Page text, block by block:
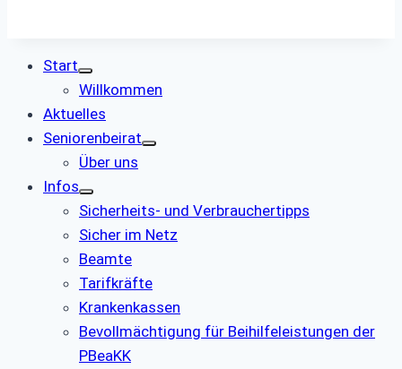
Start
Willkommen
Aktuelles
Seniorenbeirat
Über uns
Infos
Sicherheits- und Verbrauchertipps
Sicher im Netz
Beamte
Tarifkräfte
Krankenkassen
Bevollmächtigung für Beihilfeleistungen der
PBeaKK